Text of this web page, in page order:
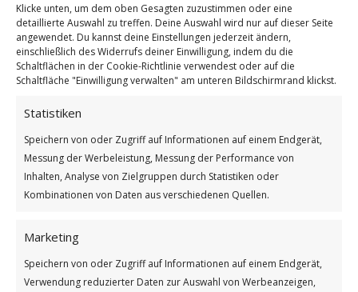
Klicke unten, um dem oben Gesagten zuzustimmen oder eine
detaillierte Auswahl zu treffen. Deine Auswahl wird nur auf dieser Seite
angewendet. Du kannst deine Einstellungen jederzeit ändern,
einschließlich des Widerrufs deiner Einwilligung, indem du die
Schaltflächen in der Cookie-Richtlinie verwendest oder auf die
Schaltfläche "Einwilligung verwalten" am unteren Bildschirmrand klickst.
Statistiken
Speichern von oder Zugriff auf Informationen auf einem Endgerät,
Messung der Werbeleistung, Messung der Performance von
Inhalten, Analyse von Zielgruppen durch Statistiken oder
Kombinationen von Daten aus verschiedenen Quellen.
Marketing
Speichern von oder Zugriff auf Informationen auf einem Endgerät,
Verwendung reduzierter Daten zur Auswahl von Werbeanzeigen,
2. JANUAR 2026 / 0 KOMMENTARE / VON GÜNTER
In jedermann ist etwas
GUTEN MORGEN